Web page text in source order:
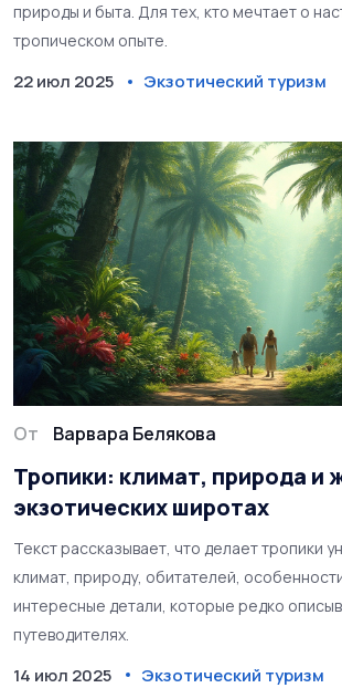
природы и быта. Для тех, кто мечтает о
тропическом опыте.
22 июл 2025 Экзотический туризм
От Варвара Белякова
Тропики: климат, природа и
экзотических широтах
Текст рассказывает, что делает тропики
климат, природу, обитателей,
интересные детали, которые редко
путеводителях.
14 июл 2025 Экзотический туризм